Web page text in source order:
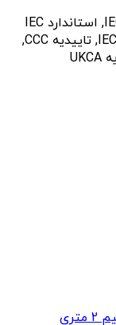
تاییدیه ATEX, تاییدیه IECEE CB, استاندارد IEC
60947-2, استاندارد IEC 60947-4-1, تاییدیه CCC,